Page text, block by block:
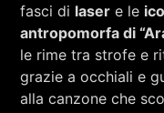
fasci di laser e le
antropomorfa di
le rime tra strofe e
grazie a occhiali e
alla canzone che